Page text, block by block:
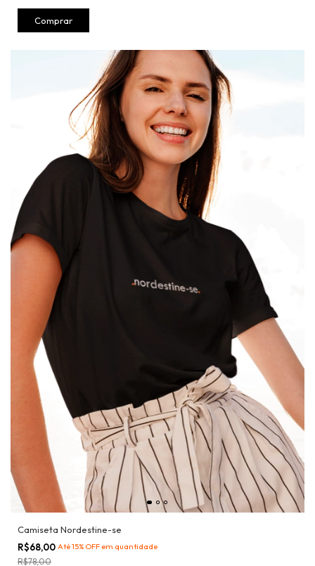
Comprar
Camiseta Nordestine-se
R$68,00 Até 15% OFF em quantidade
R$78,00